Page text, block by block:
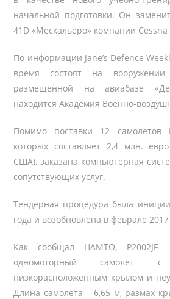
начальной подготовки. Он
41D «Мескальеро» компании
По информации Jane’s Defence
время состоят на вооружении
размещенной на авиабазе
находится Академия Военно-
Помимо поставки 12 самолетов
которых составляет 2,4 млн.
США), заказана компьютерная
сопутствующих услуг.
Тендерная процедура была
года и возобновлена в феврале 2017
Как сообщал ЦАМТО, P2002JF
одномоторный самолет с
низкорасположенным крылом и
Длина самолета – 6,65 м, размах